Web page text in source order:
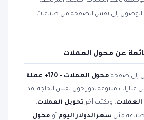
الوصول إلى نفس الصفحة من صياغات
عن محول العملات
إلى صفحة
محول العملات - 170+ عملة
عبارات متنوعة تدور حول نفس الحاجة. قد
، ويكتب آخر تحويل العملات،
مثل سعر الدولار اليوم أو محول